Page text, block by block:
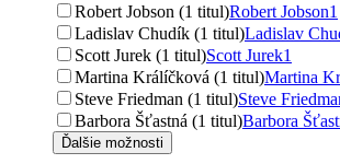
Robert Jobson (1 titul)Robert Jobson1
Ladislav Chudík (1 titul)Ladislav
Scott Jurek (1 titul)Scott Jurek1
Martina Králíčková (1 titul)Martina
Steve Friedman (1 titul)Steve
Barbora Šťastná (1 titul)Barbora
Ďalšie možnosti